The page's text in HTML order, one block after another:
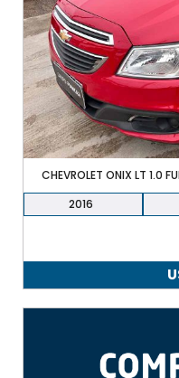
CHEVROLET ONIX LT 1.0
2016